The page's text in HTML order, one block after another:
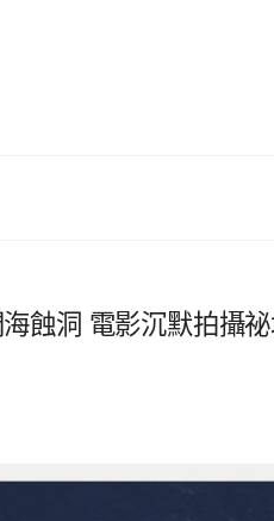
海蝕洞 電影沉默拍攝